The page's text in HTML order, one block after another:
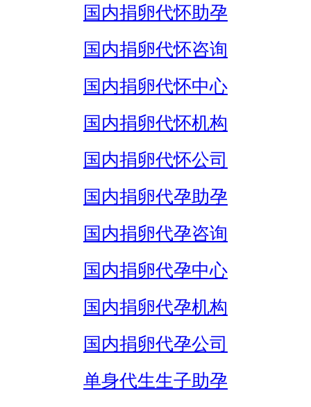
国内捐卵代怀助孕
国内捐卵代怀咨询
国内捐卵代怀中心
国内捐卵代怀机构
国内捐卵代怀公司
国内捐卵代孕助孕
国内捐卵代孕咨询
国内捐卵代孕中心
国内捐卵代孕机构
国内捐卵代孕公司
单身代生生子助孕